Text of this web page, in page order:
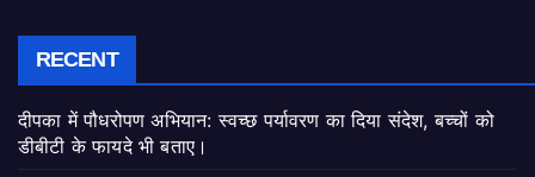
RECENT
दीपका में पौधरोपण अभियान: स्वच्छ पर्यावरण का दिया संदेश, बच्चों को
डीबीटी के फायदे भी बताए।